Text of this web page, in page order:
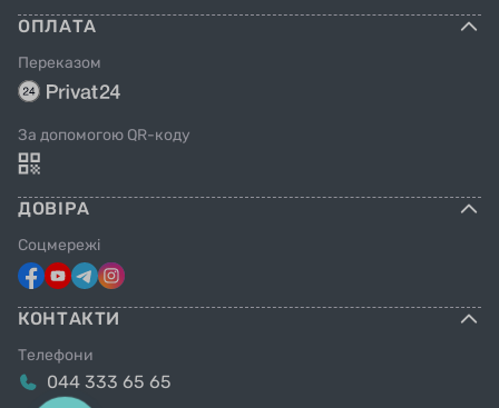
Тип покришки: шосейний Слік
робочий тиск: 109-123 PSI
щільність плетіння корду: 2/220
Вага, г: 305
ОПЛАТА
Переказом
За допомогою QR-коду
ДОВІРА
Соцмережі
КОНТАКТИ
Телефони
044 333 65 65